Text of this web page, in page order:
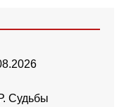
Судьбы